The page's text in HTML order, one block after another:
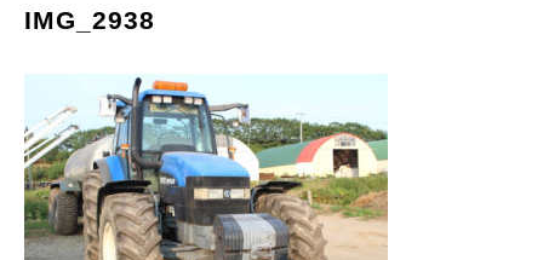
IMG_2938